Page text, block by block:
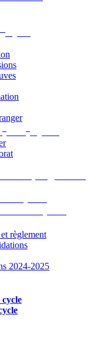
règlement
2024-2025